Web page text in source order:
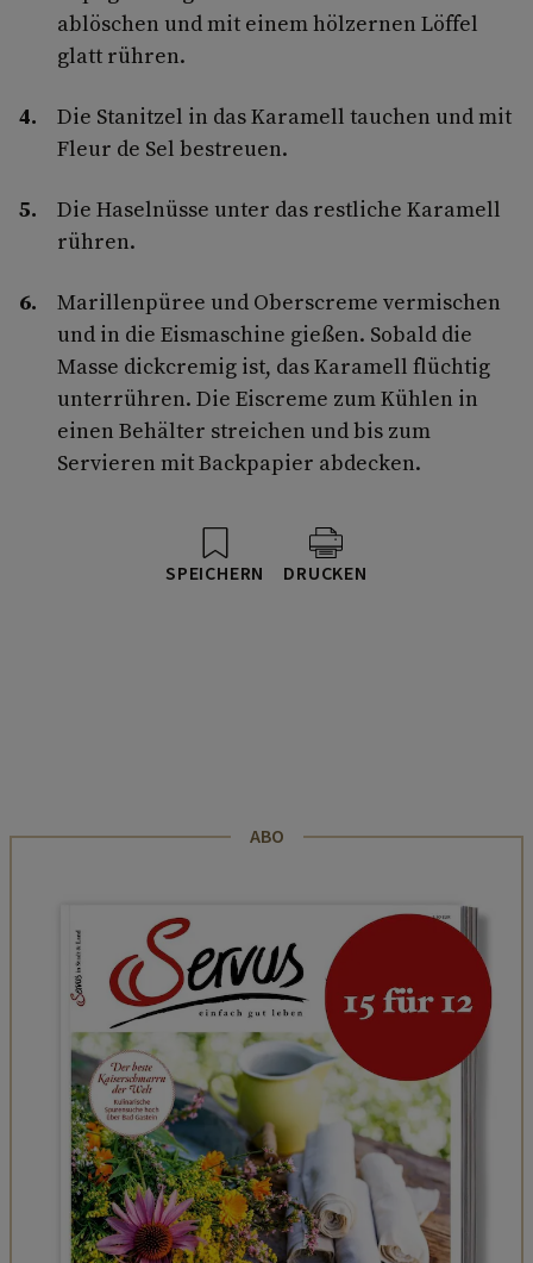
ablöschen und mit einem hölzernen Löffel
glatt rühren.
Die Stanitzel in das Karamell tauchen und mit
Fleur de Sel bestreuen.
Die Haselnüsse unter das restliche Karamell
rühren.
Marillenpüree und Oberscreme vermischen
und in die Eismaschine gießen. Sobald die
Masse dickcremig ist, das Karamell flüchtig
unterrühren. Die Eiscreme zum Kühlen in
einen Behälter streichen und bis zum
Servieren mit Backpapier abdecken.
SPEICHERN DRUCKEN
ABO